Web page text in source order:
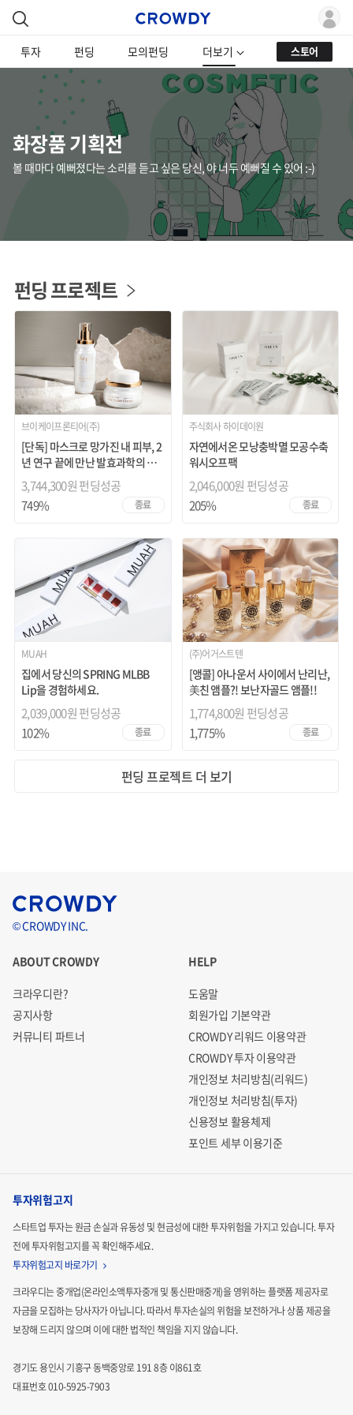
투자 펀딩 모의펀딩 더보기 스토어
화장품 기획전
볼 때마다 예뻐졌다는 소리를 듣고 싶은 당신, 야 너두 예뻐질 수 있어 :-)
펀딩 프로젝트
브이케이프론티어(주)
[단독] 마스크로 망가진 내 피부, 2
년 연구 끝에 만난 발효과학의 마
법
3,744,300원 펀딩성공
종료
749%
주식회사 하이데이원
자연에서온 모낭충박멸 모공수축
워시오프팩
2,046,000원 펀딩성공
종료
205%
MUAH
집에서 당신의 SPRING MLBB
Lip을 경험하세요.
2,039,000원 펀딩성공
종료
102%
(주)어거스트텐
[앵콜] 아나운서 사이에서 난리난,
美친 앰플?! 보난자골드 앰플!!
1,774,800원 펀딩성공
종료
1,775%
펀딩 프로젝트 더 보기
© CROWDY INC.
ABOUT CROWDY
크라우디란?
공지사항
커뮤니티 파트너
HELP
도움말
회원가입 기본약관
CROWDY 리워드 이용약관
CROWDY 투자 이용약관
개인정보 처리방침(리워드)
개인정보 처리방침(투자)
신용정보 활용체제
포인트 세부 이용기준
투자위험고지
스타트업 투자는 원금 손실과 유동성 및 현금성에 대한 투자위험을 가지고 있습니다.투자
전에 투자위험고지를 꼭 확인해주세요.
투자위험고지 바로가기
크라우디는 중개업(온라인소액투자중개 및 통신판매중개)을 영위하는 플랫폼 제공자로
자금을 모집하는당사자가 아닙니다. 따라서 투자손실의 위험을 보전하거나 상품 제공을
보장해 드리지 않으며 이에 대한 법적인 책임을 지지 않습니다.
경기도 용인시 기흥구 동백중앙로 191 8층 이861호
대표번호 010-5925-7903